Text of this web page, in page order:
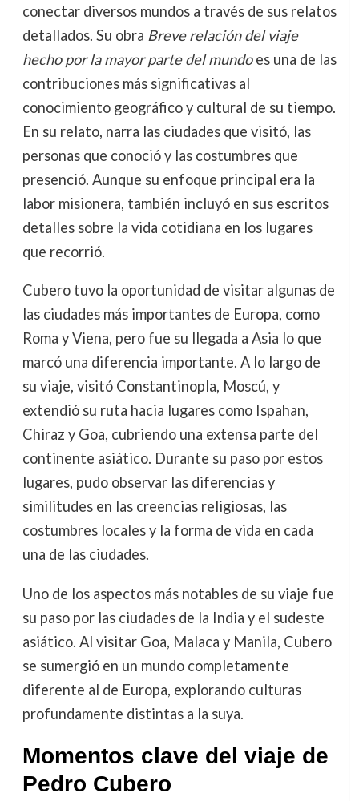
conectar diversos mundos a través de sus relatos
detallados. Su obra Breve relación del viaje
hecho por la mayor parte del mundoes una de las
contribuciones más significativas al
conocimiento geográfico y cultural de su tiempo.
En su relato, narra las ciudades que visitó, las
personas que conoció y las costumbres que
presenció. Aunque su enfoque principal era la
labor misionera, también incluyó en sus escritos
detalles sobre la vida cotidiana en los lugares
que recorrió.
Cubero tuvo la oportunidad de visitar algunas de
las ciudades más importantes de Europa, como
Roma y Viena, pero fue su llegada a Asia lo que
marcó una diferencia importante. A lo largo de
su viaje, visitó Constantinopla, Moscú, y
extendió su ruta hacia lugares como Ispahan,
Chiraz y Goa, cubriendo una extensa parte del
continente asiático. Durante su paso por estos
lugares, pudo observar las diferencias y
similitudes en las creencias religiosas, las
costumbres locales y la forma de vida en cada
una de las ciudades.
Uno de los aspectos más notables de su viaje fue
su paso por las ciudades de la India y el sudeste
asiático. Al visitar Goa, Malaca y Manila, Cubero
se sumergió en un mundo completamente
diferente al de Europa, explorando culturas
profundamente distintas a la suya.
Momentos clave del viaje de
Pedro Cubero